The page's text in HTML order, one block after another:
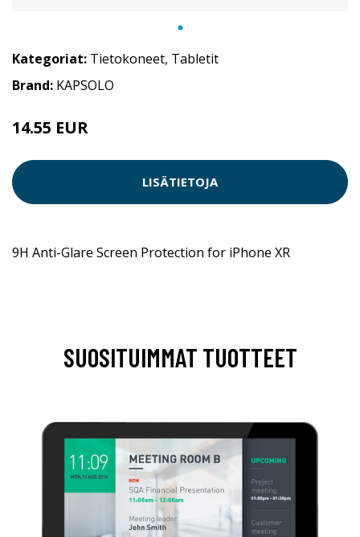
Kategoriat: Tietokoneet, Tabletit
Brand: KAPSOLO
14.55 EUR
LISÄTIETOJA
9H Anti-Glare Screen Protection for iPhone XR
SUOSITUIMMAT TUOTTEET